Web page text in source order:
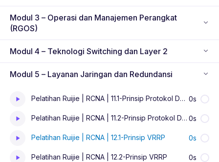
Modul 3 – Operasi dan Manajemen Perangkat
(RGOS)
Modul 4 – Teknologi Switching dan Layer 2
Modul 5 – Layanan Jaringan dan Redundansi
Pelatihan Ruijie | RCNA | 11.1-Prinsip Protokol DHCP 0s
Pelatihan Ruijie | RCNA | 11.2-Prinsip Protokol DHCP 0s
Pelatihan Ruijie | RCNA | 12.1-Prinsip VRRP 0s
Pelatihan Ruijie | RCNA | 12.2-Prinsip VRRP 0s